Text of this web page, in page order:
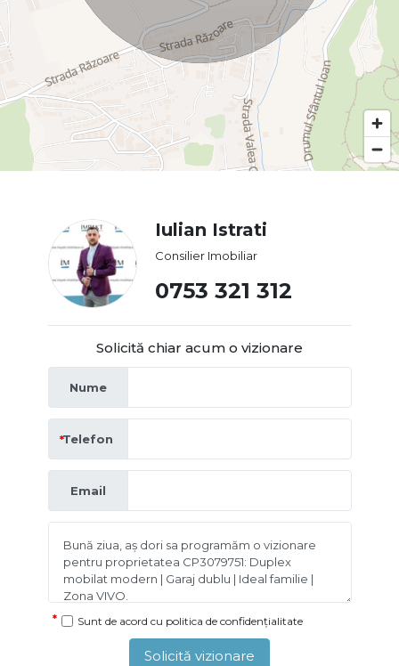
Iulian Istrati
Consilier Imobiliar
0753 321 312
Solicită chiar acum o vizionare
Nume
Telefon
Email
Sunt de acord cu politica de confidențialitate
Solicită vizionare